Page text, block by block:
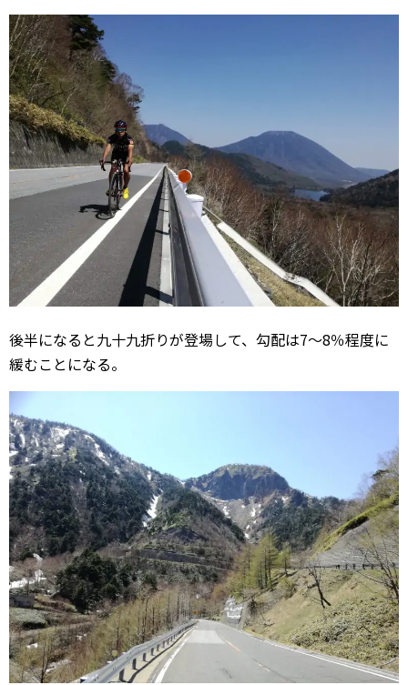
後半になると九十九折りが登場して、勾配は7～8％程度に
緩むことになる。